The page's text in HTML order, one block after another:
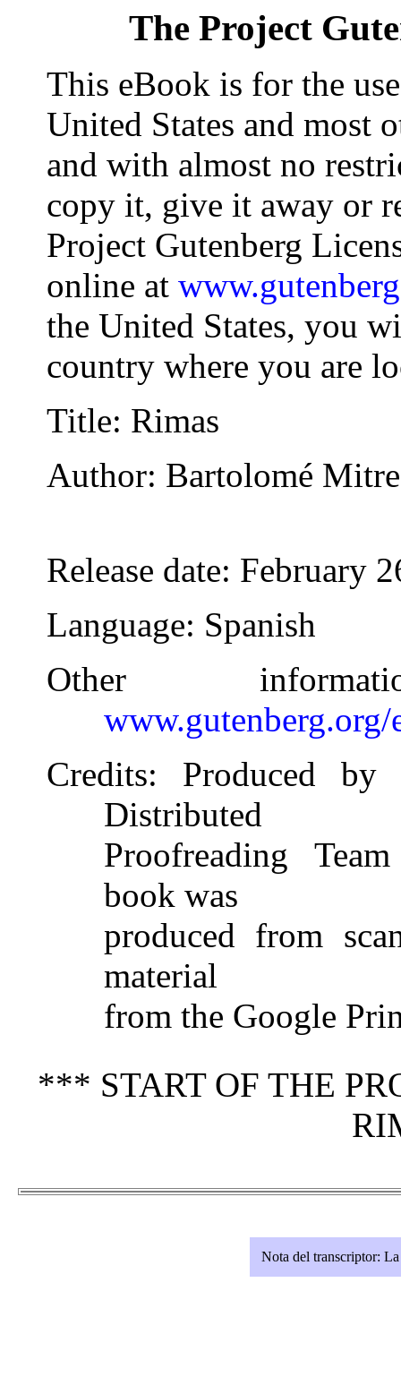
The Project
This eBook is for the
United States and most
and with almost no
copy it, give it away or
Project Gutenberg
online at
the United States, you
country where you are
Title: Rimas
Author: Bartolomé Mitre
Release date: February
Language: Spanish
Other
Credits: Produced by
Distributed
Proofreading
book was
produced from
material
from the Google
*** START OF THE
Nota del transcriptor: